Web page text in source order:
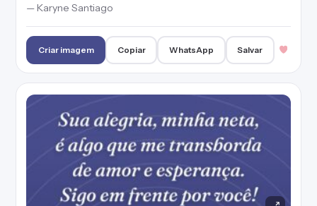
— Karyne Santiago
Criar imagem Copiar WhatsApp Salvar